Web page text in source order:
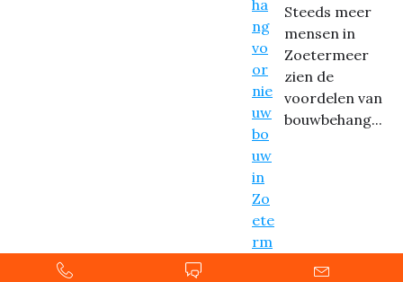
Steeds meer
mensen in
Zoetermeer
zien de
voordelen van
bouwbehang...